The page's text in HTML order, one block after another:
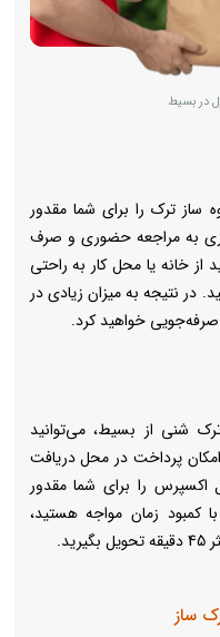
در بسیط
ساز ترک را برای شما مقدور
به مراجعه حضوری و صرف
خانه یا محل کار به راحتی
در نتیجه به میزان زیادی در
صرفه‌جویی خواهید کرد.
شنی از بسیط، می‌توانید
پرداخت در محل دریافت
اکسپرس را برای شما مقدور
کمبود زمان مواجه هستید،